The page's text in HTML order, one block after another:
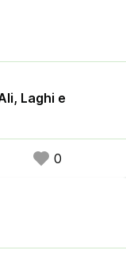
Laghi e
0